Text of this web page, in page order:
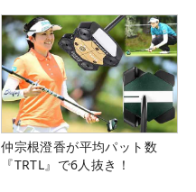
仲宗根澄香が平均パット数
『TRTL』で6人抜き！